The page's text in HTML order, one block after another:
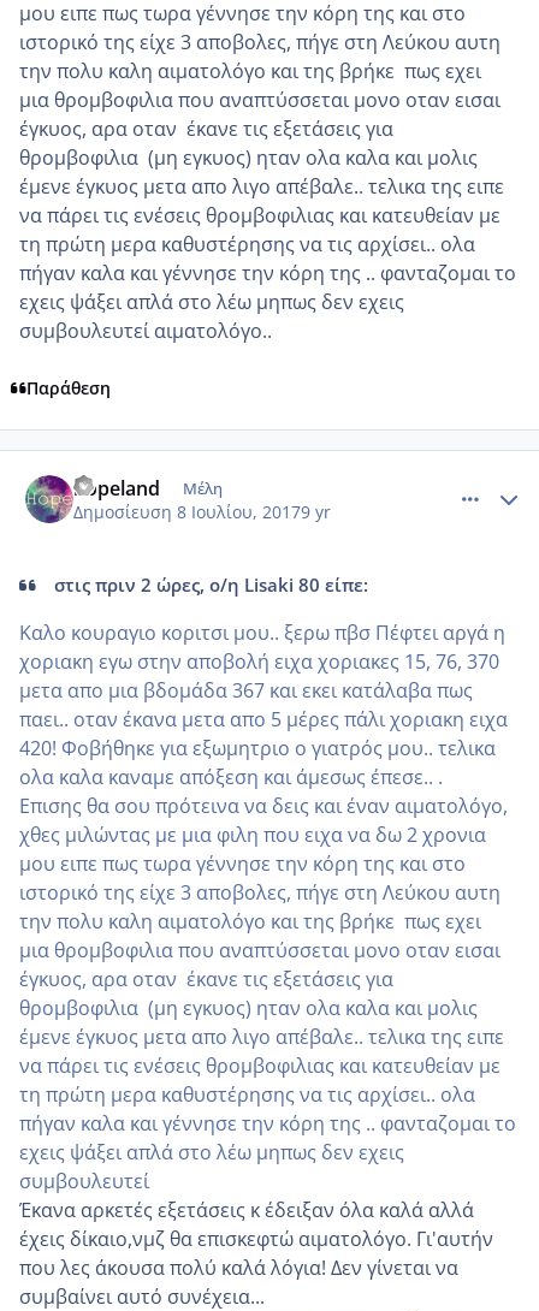
μου ειπε πως τωρα γέννησε την κόρη της και στο
ιστορικό της είχε 3 αποβολες, πήγε στη Λεύκου αυτη
την πολυ καλη αιματολόγο και της βρήκε πως εχει
μια θρομβοφιλια που αναπτύσσεται μονο οταν εισαι
έγκυος, αρα οταν έκανε τις εξετάσεις για
θρομβοφιλια (μη εγκυος) ηταν ολα καλα και μολις
έμενε έγκυος μετα απο λιγο απέβαλε.. τελικα της ειπε
να πάρει τις ενέσεις θρομβοφιλιας και κατευθείαν με
τη πρώτη μερα καθυστέρησης να τις αρχίσει.. ολα
πήγαν καλα και γέννησε την κόρη της .. φανταζομαι το
εχεις ψάξει απλά στο λέω μηπως δεν εχεις
συμβουλευτεί αιματολόγο..
Παράθεση
hopeland Μέλη
Δημοσίευση 8 Ιουλίου, 20179 yr
στις πριν 2 ώρες, ο/η Lisaki 80 είπε:
Καλο κουραγιο κοριτσι μου.. ξερω πβσ Πέφτει αργά η
χοριακη εγω στην αποβολή ειχα χοριακες 15, 76, 370
μετα απο μια βδομάδα 367 και εκει κατάλαβα πως
παει.. οταν έκανα μετα απο 5 μέρες πάλι χοριακη ειχα
420! Φοβήθηκε για εξωμητριο ο γιατρός μου.. τελικα
ολα καλα καναμε απόξεση και άμεσως έπεσε.. .
Επισης θα σου πρότεινα να δεις και έναν αιματολόγο,
χθες μιλώντας με μια φιλη που ειχα να δω 2 χρονια
μου ειπε πως τωρα γέννησε την κόρη της και στο
ιστορικό της είχε 3 αποβολες, πήγε στη Λεύκου αυτη
την πολυ καλη αιματολόγο και της βρήκε πως εχει
μια θρομβοφιλια που αναπτύσσεται μονο οταν εισαι
έγκυος, αρα οταν έκανε τις εξετάσεις για
θρομβοφιλια (μη εγκυος) ηταν ολα καλα και μολις
έμενε έγκυος μετα απο λιγο απέβαλε.. τελικα της ειπε
να πάρει τις ενέσεις θρομβοφιλιας και κατευθείαν με
τη πρώτη μερα καθυστέρησης να τις αρχίσει.. ολα
πήγαν καλα και γέννησε την κόρη της .. φανταζομαι το
εχεις ψάξει απλά στο λέω μηπως δεν εχεις
συμβουλευτεί
Έκανα αρκετές εξετάσεις κ έδειξαν όλα καλά αλλά
έχεις δίκαιο,νμζ θα επισκεφτώ αιματολόγο. Γι'αυτήν
που λες άκουσα πολύ καλά λόγια! Δεν γίνεται να
συμβαίνει αυτό συνέχεια...